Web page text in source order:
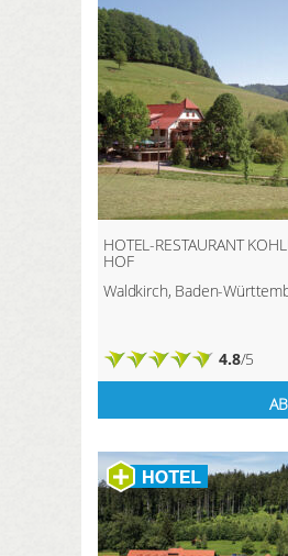
HOTEL-RESTAURANT
HOF
Waldkirch, Baden-
4.8/5
AB